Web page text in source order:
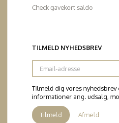
Check gavekort saldo
TILMELD NYHEDSBREV
Email-
adresse
Tilmeld dig vores nyhedsbrev
informationer ang. udsalg,
Tilmeld Afmeld